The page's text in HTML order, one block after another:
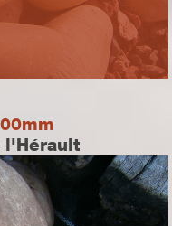
l'Hérault